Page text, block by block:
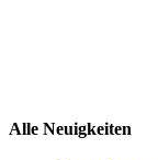
Alle Neuigkeiten